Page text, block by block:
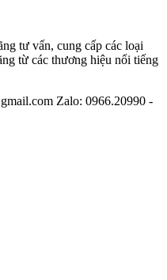
tư vấn, cung cấp các loại
từ các thương hiệu nổi tiếng
Zalo: 0966.20990 -